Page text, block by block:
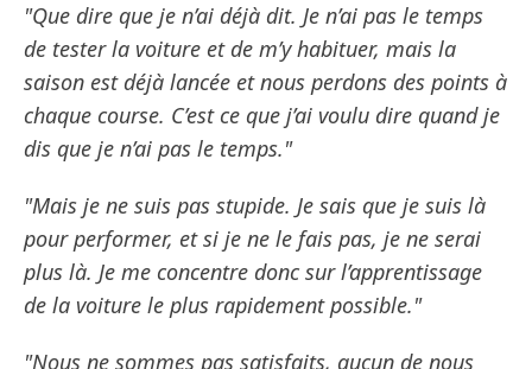
"Que dire que je n’ai déjà dit. Je n’ai pas le temps
de tester la voiture et de m’y habituer, mais la
saison est déjà lancée et nous perdons des points à
chaque course. C’est ce que j’ai voulu dire quand je
dis que je n’ai pas le temps."
"Mais je ne suis pas stupide. Je sais que je suis là
pour performer, et si je ne le fais pas, je ne serai
plus là. Je me concentre donc sur l’apprentissage
de la voiture le plus rapidement possible."
"Nous ne sommes pas satisfaits, aucun de nous